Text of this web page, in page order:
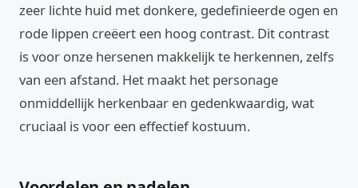
zeer lichte huid met donkere, gedefinieerde ogen en
rode lippen creëert een hoog contrast. Dit contrast
is voor onze hersenen makkelijk te herkennen, zelfs
van een afstand. Het maakt het personage
onmiddellijk herkenbaar en gedenkwaardig, wat
cruciaal is voor een effectief kostuum.